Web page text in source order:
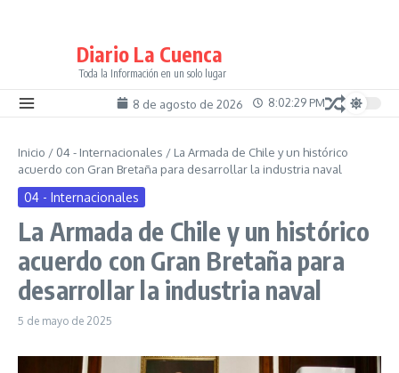
Diario La Cuenca
Toda la Información en un solo lugar
8 de agosto de 2026 8:02:30 PM
Inicio / 04 - Internacionales / La Armada de Chile y un histórico
acuerdo con Gran Bretaña para desarrollar la industria naval
04 - Internacionales
La Armada de Chile y un histórico
acuerdo con Gran Bretaña para
desarrollar la industria naval
5 de mayo de 2025